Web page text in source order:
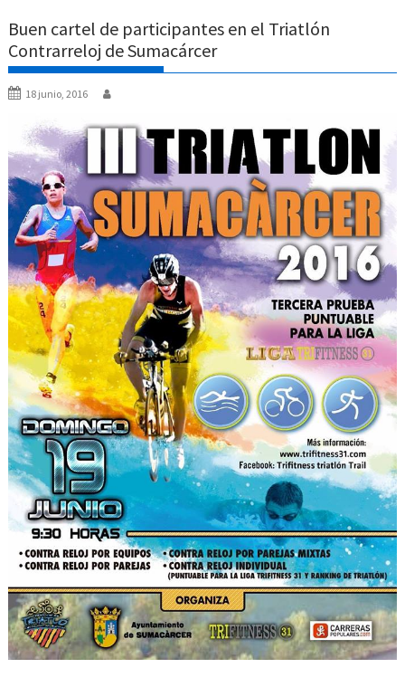
Buen cartel de participantes en el Triatlón
Contrarreloj de Sumacárcer
18 junio, 2016